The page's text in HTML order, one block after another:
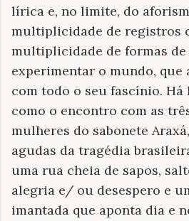
lírica e, no limite, do
multiplicidade de registros
multiplicidade de formas de
experimentar o mundo, que
com todo o seu fascínio. Há
como o encontro com as
mulheres do sabonete
agudas da tragédia
uma rua cheia de sapos,
alegria e/ ou desespero e
imantada que aponta dia e